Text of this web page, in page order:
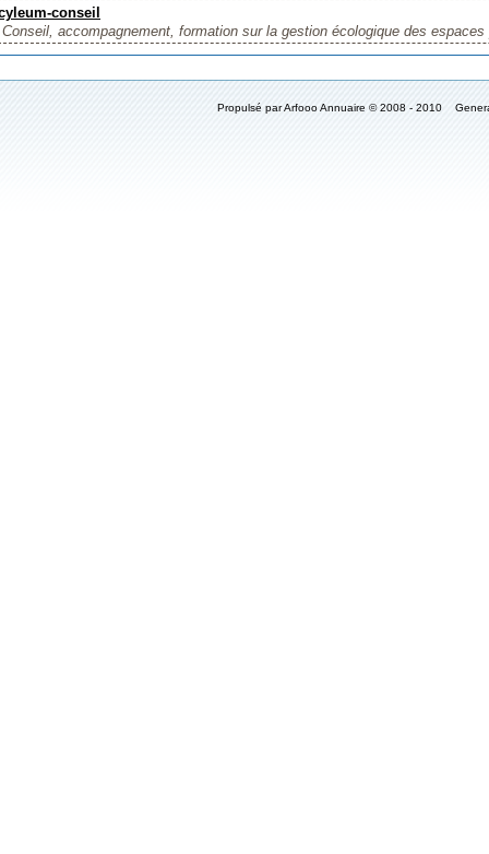
conseil
Conseil, accompagnement, formation sur la gestion écologique des
Propulsé par Arfooo Annuaire © 2008 - 2010